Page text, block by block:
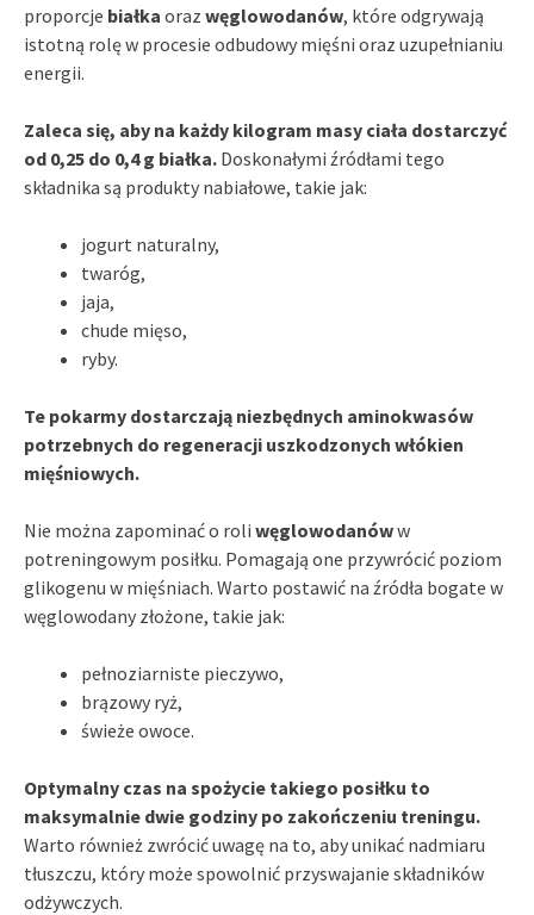
proporcje białka oraz węglowodanów, które odgrywają
istotną rolę w procesie odbudowy mięśni oraz uzupełnianiu
energii.
Zaleca się, aby na każdy kilogram masy ciała dostarczyć
od 0,25 do 0,4 g białka. Doskonałymi źródłami tego
składnika są produkty nabiałowe, takie jak:
jogurt naturalny,
twaróg,
jaja,
chude mięso,
ryby.
Te pokarmy dostarczają niezbędnych aminokwasów
potrzebnych do regeneracji uszkodzonych włókien
mięśniowych.
Nie można zapominać o roli węglowodanóww
potreningowym posiłku. Pomagają one przywrócić poziom
glikogenu w mięśniach. Warto postawić na źródła bogate w
węglowodany złożone, takie jak:
pełnoziarniste pieczywo,
brązowy ryż,
świeże owoce.
Optymalny czas na spożycie takiego posiłku to
maksymalnie dwie godziny po zakończeniu treningu.
Warto również zwrócić uwagę na to, aby unikać nadmiaru
tłuszczu, który może spowolnić przyswajanie składników
odżywczych.